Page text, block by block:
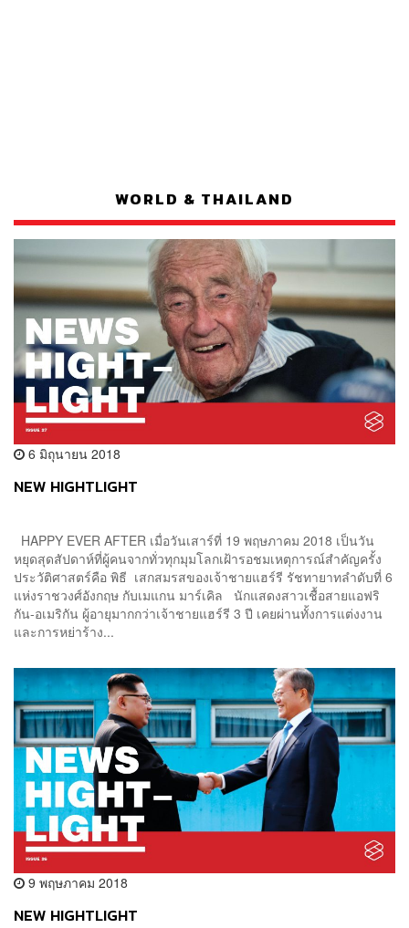
WORLD & THAILAND
6 มิถุนายน 2018
NEW HIGHTLIGHT
HAPPY EVER AFTER เมื่อวันเสาร์ที่ 19 พฤษภาคม 2018 เป็นวัน
หยุดสุดสัปดาห์ที่ผู้คนจากทั่วทุกมุมโลกเฝ้ารอชมเหตุการณ์สำคัญครั้ง
ประวัติศาสตร์คือ พิธี เสกสมรสของเจ้าชายแฮร์รี รัชทายาทลำดับที่ 6
แห่งราชวงศ์อังกฤษ กับเมแกน มาร์เคิล นักแสดงสาวเชื้อสายแอฟริ
กัน-อเมริกัน ผู้อายุมากกว่าเจ้าชายแฮร์รี 3 ปี เคยผ่านทั้งการแต่งงาน
และการหย่าร้าง...
9 พฤษภาคม 2018
NEW HIGHTLIGHT